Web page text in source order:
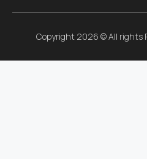
Copyright 2026 © All rights